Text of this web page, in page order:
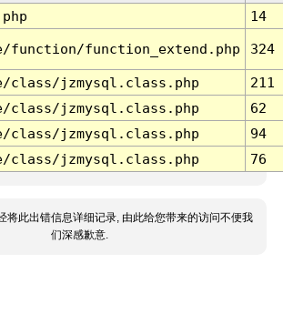
14
function/function_extend.php 324
class/jzmysql.class.php
211
class/jzmysql.class.php
62
class/jzmysql.class.php
94
class/jzmysql.class.php 76
将此出错信息详细记录, 由此给您带来的访问不便我
们深感歉意.